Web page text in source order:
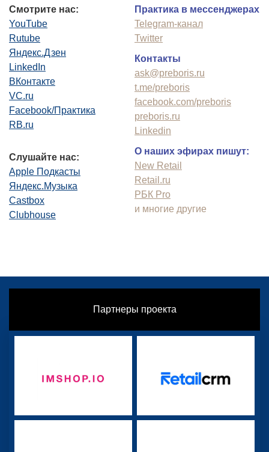
Смотрите нас:
YouTube
Rutube
Яндекс.Дзен
LinkedIn
ВКонтакте
VC.ru
Facebook/Практика
RB.ru
Слушайте нас:
Apple Подкасты
Яндекс.Музыка
Castbox
Clubhouse
Практика в мессенджерах
Telegram-канал
Twitter
Контакты
ask@preboris.ru
t.me/preboris
facebook.com/preboris
preboris.ru
Linkedin
О наших эфирах пишут:
New Retail
Retail.ru
РБК Pro
и многие другие
Партнеры проекта